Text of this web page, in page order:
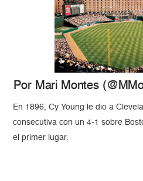
Por Mari Montes
En 1896, Cy Young le dio a
consecutiva con un 4-1 sobre
el primer lugar.